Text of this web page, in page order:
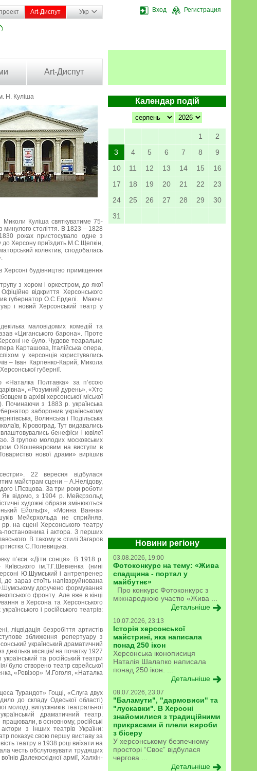
Вход Регистрация
Art-Диспут Укр
Art-Диспут
Календар подій
1
2
3
4 5 6 7 8
9
10
11 12 13 14 15
16
17
18 19 20 21 22
23
24
25 26 27 28 29
30
31
Новини регіону
03.08.2026, 19:00
Фотоконкурс на тему: «Жива
спадщина - портал у
майбутнє»
Про конкурс Фотоконкурс з
міжнародною участю «Жива ...
Детальніше
10.07.2026, 23:13
Історія херсонської
майстрині, яка написала
понад 250 ікон
Херсонська іконописиця
Наталія Шалапко написала
понад 250 ікон. ...
Детальніше
08.07.2026, 23:07
"Баламути", "дармовиси" та
"лускавки". В Херсоні
знайомилися з традиційними
прикрасами й плели вироби
з бісеру
У херсонському безпечному
просторі “Своє” відбулася
чергова ...
Детальніше
Н. Куліша
Миколи Куліша святкуватиме 75-
минулого століття. В 1823 – 1828
роках пристосувало одне з
до Херсону приїздить М.С.Щепкін,
колектив, сподобалась
Херсоні будівництво приміщення
з хором і оркестром, до якої
відкриття Херсонського
губернатор О.С.Ерделі. Маючи
і новий Херсонський театр у
маловідомих комедій та
«Циганського барона». Проте
не було. Чудове теаральне
Карташова, Італійська опера,
у херсонців користувались
– Іван Карпенко-Карий, Микола
губернії.
«Наталка Полтавка» за п’єсою
«Розумний дурень», «Хто
в архіві херсонської міської
Починаючи з 1883 р. українська
заборонив українському
Волинська і Подільська
Кіровоград. Тут видавались
бенефіси і ювілеї
З групою молодих московських
О.Кошеваровим на виступи в
нової драми» вирішив
22 вересня відбулася
майстрам сцени – А.Нелідову,
І.Пєвцова. За три роки роботи
Як відомо, з 1904 р. Мейєрзольд
художні образи змінюються
Ейольф», «Монна Ванна»
Мейєрхольда не сприйняв,
на сцені Херсонського театру
і актора. З перших
В такому ж стилі Загаров
С.Полевицька.
п’єси «Діти сонця». В 1918 р.
ім.Т.Г.Шевченка (нині
Ю.Шумський і антрепренер
зараз стоїть напівзруйнована
доручено формування
фронту. Але вже в кінці
в Херсона та Херсонського
і російського театрів:
ліцвідація безробіття артистів
зближення репертуару з
український драматичний
місяців/ на початку 1927
та російський театри
було створено театр єврейської
«Ревізор» М.Гоголя, «Наталка
Турандот» Гоцці, «Слуга двух
до складу Одеської області)
молоді, випускників театральної
драматичний театр.
в основному, російські
з інших театрів України:
показує свою першу виставу за
театру в 1938 році виїхати на
честь обслуговувати трудящих
Далекосхідної армії, Халхін-